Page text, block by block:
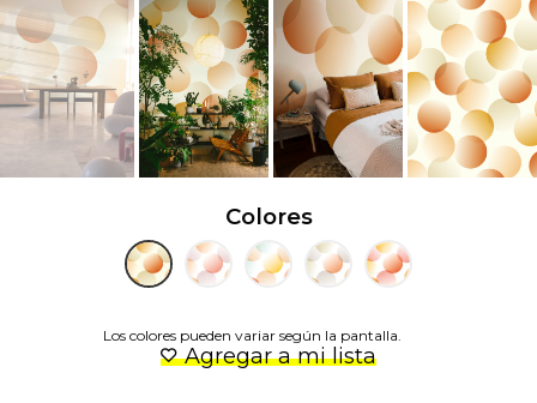
Colores
Los colores pueden variar según la pantalla.
Agregar a mi lista